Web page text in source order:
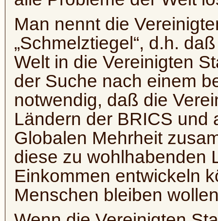
Man nennt die
„Schmelztiegel“, d.h.
Welt in die Vereinigten
der Suche nach einem
notwendig, daß die
Ländern der BRICS und
Globalen Mehrheit
diese zu wohlhabenden
Einkommen entwickeln
Menschen bleiben